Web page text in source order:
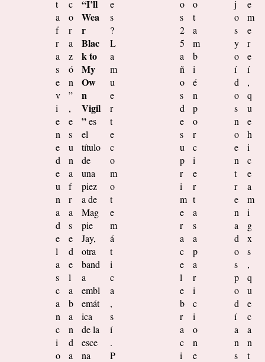
t
a
f
r
a
s
e
v
i
e
n
e
d
e
u
n
a
d
e
l
a
s
c
a
n
c
i
o
c
o
r
a
z
ó
n
”
,
e
s
u
n
a
f
r
a
s
e
d
e
l
a
b
a
n
d
a
“I’ll
Wea
r
Blac
k to
My
Ow
n
Vigil
”es
el
título
de
una
piez
a de
Mag
pie
Jay,
otra
band
a
embl
emát
ica
de la
esce
na
e
s
?
L
a
m
u
e
r
t
e
c
o
m
o
t
e
m
á
t
i
c
a
,
s
í
.
P
o
s
2
5
a
ñ
o
s
d
e
s
u
p
r
i
m
e
r
a
c
e
l
e
b
r
a
c
i
o
t
a
m
b
i
é
n
p
o
r
c
i
e
r
t
a
s
a
p
a
r
i
c
i
o
n
e
j
o
s
y
o
í
d
o
s
n
o
e
n
t
r
e
n
a
d
o
s
p
o
d
í
a
n
s
e
m
e
r
e
í
,
q
u
e
h
i
c
e
a
m
i
g
x
s
,
q
u
e
c
a
n
t